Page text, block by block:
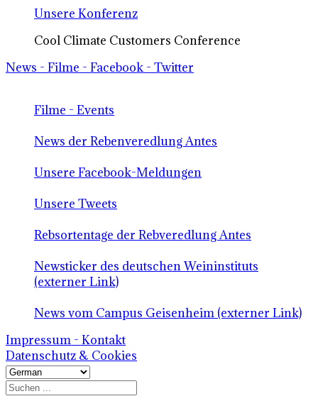
Unsere Konferenz
Cool Climate Customers Conference
News - Filme - Facebook - Twitter
Filme - Events
News der Rebenveredlung Antes
Unsere Facebook-Meldungen
Unsere Tweets
Rebsortentage der Rebveredlung Antes
Newsticker des deutschen Weininstituts
(externer Link)
News vom Campus Geisenheim (externer Link)
Impressum - Kontakt
Datenschutz & Cookies